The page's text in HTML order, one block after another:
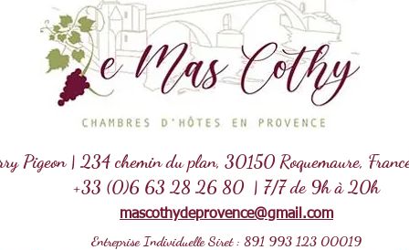
Pigeon | 234 chemin du plan, 30150 Roquemaure,
+33 (0)6 63 28 26 80 | 7/7 de 9h à 20h
mascothydeprovence@gmail.com
Entreprise Individuelle Siret : 891 993 123 00019